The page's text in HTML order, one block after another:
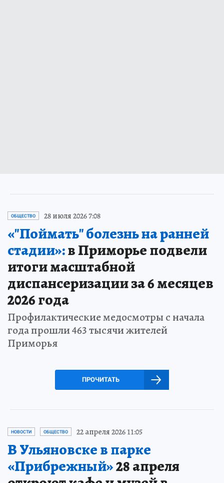
ОБЩЕСТВО 28 июля 2026 7:08
«"Поймать" болезнь на ранней
стадии»:в Приморье подвели
итоги масштабной
диспансеризации за 6 месяцев
2026 года
Профилактические медосмотры с начала
года прошли 463 тысячи жителей
Приморья
ПРОЧИТАТЬ
НОВОСТИ ОБЩЕСТВО 22 апреля 2026 11:05
В Ульяновске в парке
«Прибрежный»28 апреля